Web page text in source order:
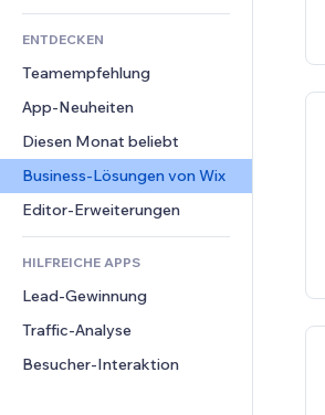
Website-Einträge
E-Mail
Buchhaltung
Gutscheine & Treuebonus
Lagerlösungen
Preise & Abonnements
Crowdfunding
Speisen & Getränke
Immobilien
Buchungen
Podcasts
Fotografie
Video
PDF
Dateifreigabe
News
Content-Dienste
Datenschutz & Sicherheit
Uhr
Seiten-Vorlagen
Bildeffekte
Buttons & Menüs
Banner & Abzeichen
Taschenrechner
Suche
Wetter
Diagramme & Tabellen
Formulare
Umfragen
Chat
Kommentare
Telefon
Community
Bewertungen und Feedback
CRM
ENTDECKEN
Teamempfehlung
App-Neuheiten
Diesen Monat beliebt
Business-Lösungen von Wix
Editor-Erweiterungen
HILFREICHE APPS
Lead-Gewinnung
Traffic-Analyse
Besucher-Interaktion